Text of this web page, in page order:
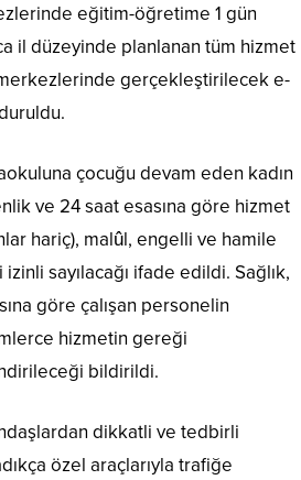
eğitim-öğretime 1 gün
il düzeyinde planlanan tüm hizmet
gerçekleştirilecek e-
çocuğu devam eden kadın
ve 24 saat esasına göre hizmet
hariç), malûl, engelli ve hamile
izinli sayılacağı ifade edildi. Sağlık,
göre çalışan personelin
hizmetin gereği
bildirildi.
dikkatli ve tedbirli
özel araçlarıyla trafiğe